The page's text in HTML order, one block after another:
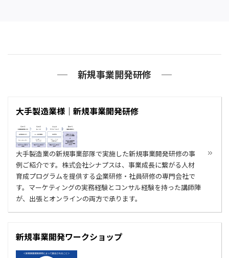
新規事業開発研修
大手製造業様｜新規事業開発研修
大手製造業の新規事業部隊で実施した新規事業開発研修の事
例ご紹介です。株式会社シナプスは、事業成長に繋がる人材
育成プログラムを提供する企業研修・社員研修の専門会社で
す。マーケティングの実務経験とコンサル経験を持った講師陣
が、出張とオンラインの両方で承ります。
新規事業開発ワークショップ